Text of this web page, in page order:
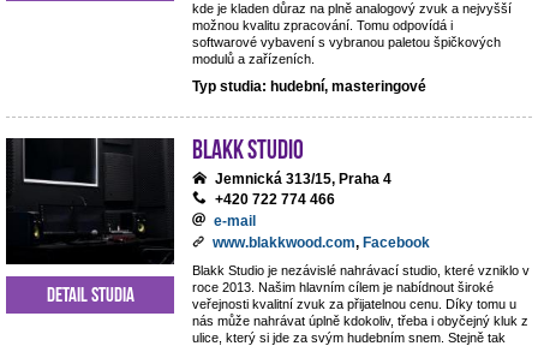
kde je kladen důraz na plně analogový zvuk a nejvyšší
možnou kvalitu zpracování. Tomu odpovídá i
softwarové vybavení s vybranou paletou špičkových
modulů a zařízeních.
Typ studia: hudební, masteringové
Blakk Studio
Jemnická 313/15, Praha 4
+420 722 774 466
e-mail
www.blakkwood.com, Facebook
Blakk Studio je nezávislé nahrávací studio, které vzniklo v
roce 2013. Našim hlavním cílem je nabídnout široké
veřejnosti kvalitní zvuk za přijatelnou cenu. Díky tomu u
nás může nahrávat úplně kdokoliv, třeba i obyčejný kluk z
ulice, který si jde za svým hudebním snem. Stejně tak
Detail studia